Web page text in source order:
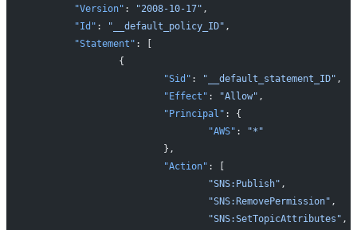
	"Version"
: "2008-10-17" ,
	"Id"
: "__default_policy_ID" ,
	"Statement"
: [
		{
			"Sid"
: "__default_statement_ID" ,
			"Effect"
: "Allow" ,
			"Principal"
: {
				"AWS"
:
"*"
			},
			"Action"
: [
				"SNS:Publish"
,
				"SNS:RemovePermission"
,
				"SNS:SetTopicAttributes"
,